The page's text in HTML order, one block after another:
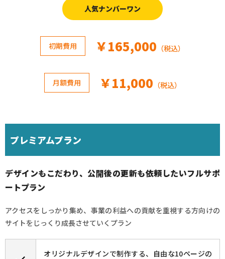
人気ナンバーワン
初期費用 ￥165,000 （税込）
月額費用 ￥11,000 （税込）
プレミアムプラン
デザインもこだわり、公開後の更新も依頼したいフルサポ
ートプラン
アクセスをしっかり集め、事業の利益への貢献を重視する方向けの
サイトをじっくり成長させていくプラン
オリジナルデザインで制作する、自由な10ページの